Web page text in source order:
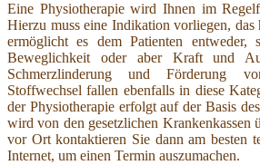
Eine Physiotherapie wird Ihnen im
Hierzu muss eine Indikation vorliegen, das
ermöglicht es dem Patienten entweder,
Beweglichkeit oder aber Kraft und
Schmerzlinderung und Förderung
Stoffwechsel fallen ebenfalls in diese
der Physiotherapie erfolgt auf der Basis
wird von den gesetzlichen Krankenkassen
vor Ort kontaktieren Sie dann am besten
Internet, um einen Termin auszumachen.